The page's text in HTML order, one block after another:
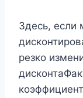
Здесь, если
резко